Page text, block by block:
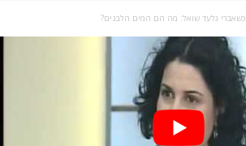
כשאברי גלעד שואל: מה הם המים הלבנים?